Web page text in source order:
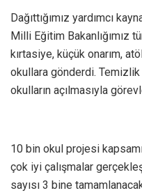
Dağıttığımız yardımcı
Milli Eğitim Bakanlığımız
kırtasiye, küçük onarım,
okullara gönderdi.
okulların açılmasıyla
10 bin okul projesi
çok iyi çalışmalar
sayısı 3 bine